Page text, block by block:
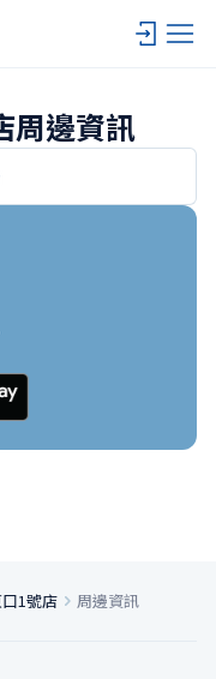
周邊資訊
1號店 周邊資訊